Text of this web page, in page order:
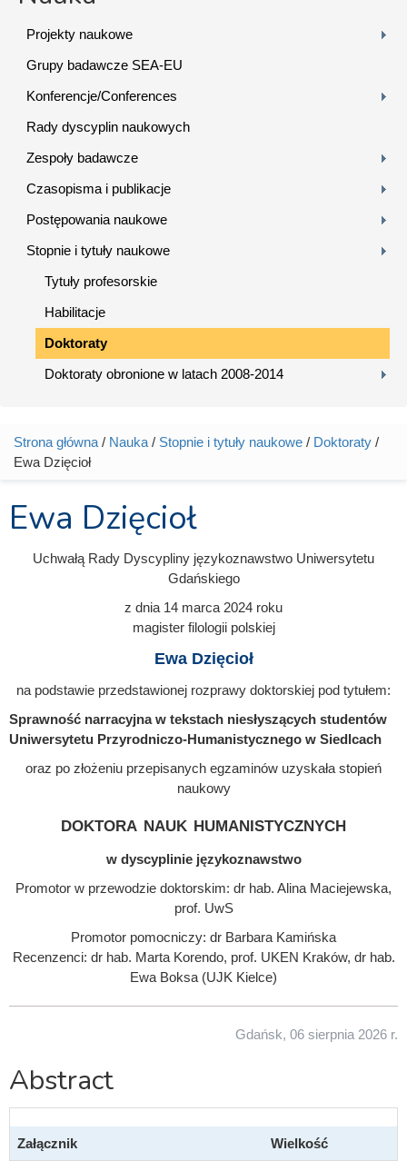
Projekty naukowe
Grupy badawcze SEA-EU
Konferencje/Conferences
Rady dyscyplin naukowych
Zespoły badawcze
Czasopisma i publikacje
Postępowania naukowe
Stopnie i tytuły naukowe
Tytuły profesorskie
Habilitacje
Doktoraty
Doktoraty obronione w latach 2008-2014
Jesteś tutaj
Strona główna / Nauka / Stopnie i tytuły naukowe / Doktoraty /
Ewa Dzięcioł
Ewa Dzięcioł
Uchwałą Rady Dyscypliny językoznawstwo Uniwersytetu
Gdańskiego
z dnia 14 marca 2024 roku
magister filologii polskiej
Ewa Dzięcioł
na podstawie przedstawionej rozprawy doktorskiej pod tytułem:
Sprawność narracyjna w tekstach niesłyszących studentów
Uniwersytetu Przyrodniczo-Humanistycznego w Siedlcach
oraz po złożeniu przepisanych egzaminów uzyskała stopień
naukowy
doktora nauk humanistycznych
w dyscyplinie językoznawstwo
Promotor w przewodzie doktorskim: dr hab. Alina Maciejewska,
prof. UwS
Promotor pomocniczy: dr Barbara Kamińska
Recenzenci: dr hab. Marta Korendo, prof. UKEN Kraków, dr hab.
Ewa Boksa (UJK Kielce)
Gdańsk, 06 sierpnia 2026 r.
Abstract
Załącznik Wielkość